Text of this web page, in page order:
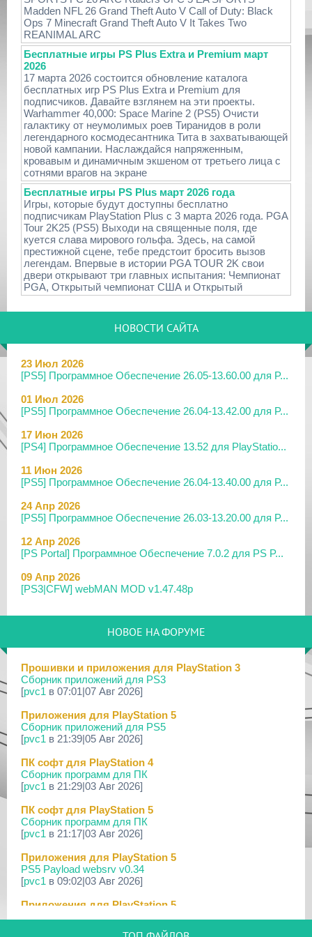
Madden NFL 26 Grand Theft Auto V Call of Duty: Black
Ops 7 Minecraft Grand Theft Auto V It Takes Two
REANIMAL ARC
Бесплатные игры PS Plus Extra и Premium март
2026
17 марта 2026 состоится обновление каталога
бесплатных игр PS Plus Extra и Premium для
подписчиков. Давайте взглянем на эти проекты.
Warhammer 40,000: Space Marine 2 (PS5) Очисти
галактику от неумолимых роев Тиранидов в роли
легендарного космодесантника Тита в захватывающей
новой кампании. Наслаждайся напряженным,
кровавым и динамичным экшеном от третьего лица с
сотнями врагов на экране
Бесплатные игры PS Plus март 2026 года
Игры, которые будут доступны бесплатно
подписчикам PlayStation Plus с 3 марта 2026 года. PGA
Tour 2K25 (PS5) Выходи на священные поля, где
куется слава мирового гольфа. Здесь, на самой
престижной сцене, тебе предстоит бросить вызов
легендам. Впервые в истории PGA TOUR 2K свои
двери открывают три главных испытания: Чемпионат
PGA, Открытый чемпионат США и Открытый
НОВОСТИ САЙТА
23 Июл 2026
[PS5] Программное Обеспечение 26.05-13.60.00 для P...
01 Июл 2026
[PS5] Программное Обеспечение 26.04-13.42.00 для P...
17 Июн 2026
[PS4] Программное Обеспечение 13.52 для PlayStatio...
11 Июн 2026
[PS5] Программное Обеспечение 26.04-13.40.00 для P...
24 Апр 2026
[PS5] Программное Обеспечение 26.03-13.20.00 для P...
12 Апр 2026
[PS Portal] Программное Обеспечение 7.0.2 для PS P...
09 Апр 2026
[PS3|CFW] webMAN MOD v1.47.48p
19 Мар 2026
18 Мар 2026
[PS3] Программное Обеспечение 4.93 для PlayStation...
17 Мар 2026
[PS4] Программное Обеспечение 13.50 для PlayStatio...
[PS5] Программное Обеспечение 26.02-13.00.00 для P...
19 Фев 2026
02 Фев 2026
[PS3|CFW/Android] Movian M7 7.0.235/236
29 Янв 2026
[PS4] Программное Обеспечение 13.04 для PlayStatio...
[PS5] Программное Обеспечение 26.01-12.60.00 для P...
НОВОЕ НА ФОРУМЕ
Прошивки и приложения для PlayStation 3
Сборник приложений для PS3
[pvc1 в 07:01|07 Авг 2026]
Приложения для PlayStation 5
Сборник приложений для PS5
[pvc1 в 21:39|05 Авг 2026]
ПК софт для PlayStation 4
Сборник программ для ПК
[pvc1 в 21:29|03 Авг 2026]
ПК софт для PlayStation 5
Сборник программ для ПК
[pvc1 в 21:17|03 Авг 2026]
Приложения для PlayStation 5
PS5 Payload websrv v0.34
[pvc1 в 09:02|03 Авг 2026]
Приложения для PlayStation 5